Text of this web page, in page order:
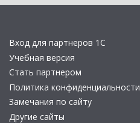
Вход для партнеров 1С
Учебная версия
Стать партнером
Политика конфиденциальности
Замечания по сайту
Другие сайты